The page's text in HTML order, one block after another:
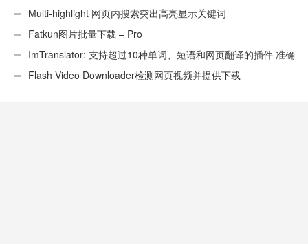
Multi-highlight 网页内搜索突出高亮显示关键词
Fatkun图片批量下载 – Pro
ImTranslator: 支持超过10种单词、短语和网页翻译的插件 准确
性不错Flash Video Downloader检测网页视频并提供下载